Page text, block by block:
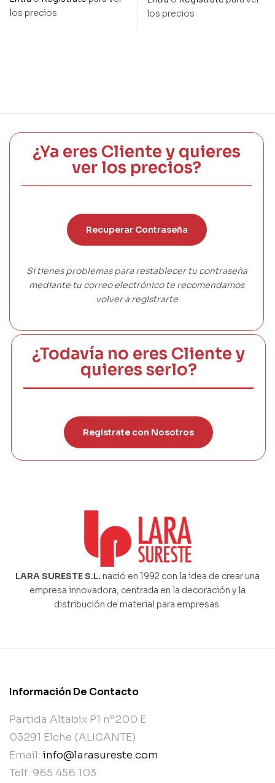
ref.18
los precios
ref.10
los precios
¿Ya eres Cliente y quieres
ver los precios?
Recuperar Contraseña
Si tienes problemas para restablecer tu contraseña
mediante tu correo electrónico te recomendamos
volver a registrarte
¿Todavía no eres Cliente y
quieres serlo?
Registrate con Nosotros
LARA SURESTE S.L. nació en 1992 con la idea de crear una
empresa innovadora, centrada en la decoración y la
distribución de material para empresas.
Información De Contacto
Partida Altabix P1 nº200 E
03291 Elche (ALICANTE)
Email: info@larasureste.com
Telf: 965 456 103